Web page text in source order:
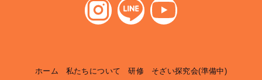
ホーム 私たちについて 研修 そざい探究会(準備中)